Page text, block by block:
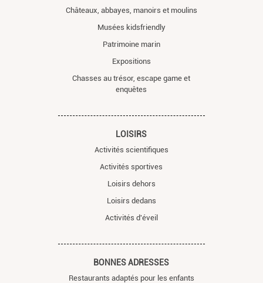
Châteaux, abbayes, manoirs et moulins
Musées kidsfriendly
Patrimoine marin
Expositions
Chasses au trésor, escape game et
enquêtes
LOISIRS
Activités scientifiques
Activités sportives
Loisirs dehors
Loisirs dedans
Activités d'éveil
BONNES ADRESSES
Restaurants adaptés pour les enfants